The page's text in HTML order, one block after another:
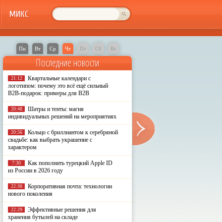
МИКС
Пн Вт Ср Чт Пт Сб Вс
Последние новости
21:12
Квартальные календари с
логотипом: почему это всё ещё сильный
B2B-подарок: примеры для B2B
20:48
Шатры и тенты: магия
индивидуальных решений на мероприятиях
20:56
Кольцо с бриллиантом к серебряной
свадьбе: как выбрать украшение с
характером
7:30
Как пополнить турецкий Apple ID
из России в 2026 году
22:30
Корпоративная почта: технологии
нового поколения
22:29
Эффективные решения для
хранения бутылей на складе